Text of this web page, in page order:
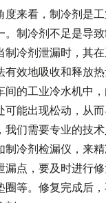
度来看，制冷剂是
。制冷剂不足是导
制冷剂泄漏时，其
有效地吸收和释放
间的工业冷水机中
可能出现松动，从
我们需要专业的技
制冷剂检漏仪，来
漏点，要及时进行
圈等。修复完成后